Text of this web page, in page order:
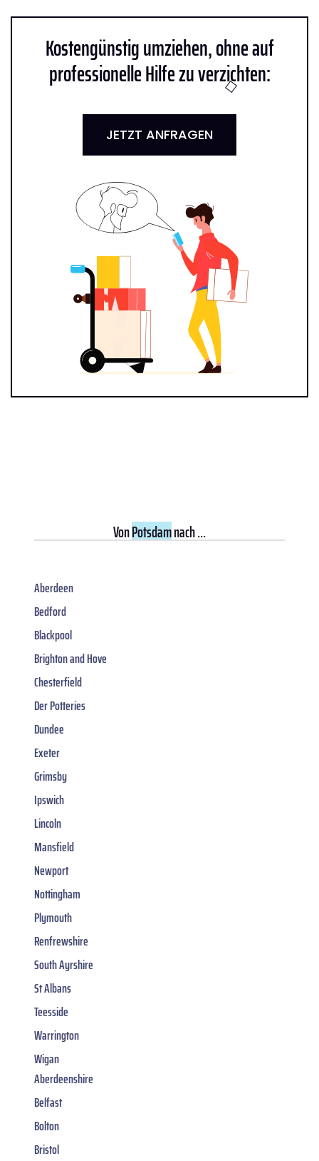
Kostengünstig umziehen, ohne auf
professionelle Hilfe zu verzichten:
JETZT ANFRAGEN
VonPotsdamnach ...
Aberdeen
Bedford
Blackpool
Brighton and Hove
Chesterfield
Der Potteries
Dundee
Exeter
Grimsby
Ipswich
Lincoln
Mansfield
Newport
Nottingham
Plymouth
Renfrewshire
South Ayrshire
St Albans
Teesside
Warrington
Wigan
Aberdeenshire
Belfast
Bolton
Bristol